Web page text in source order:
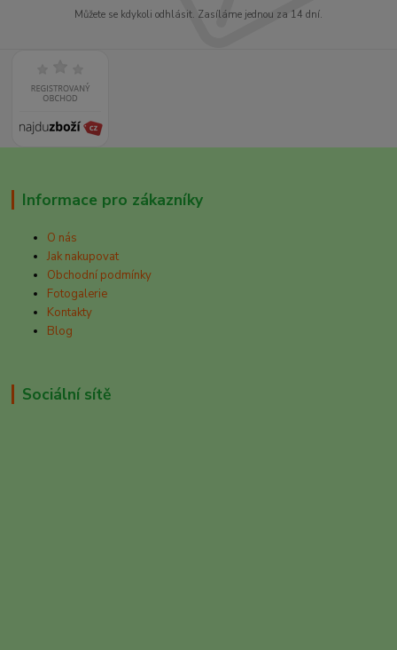
Můžete se kdykoli odhlásit. Zasíláme jednou za 14 dní.
Informace pro zákazníky
O nás
Jak nakupovat
Obchodní podmínky
Fotogalerie
Kontakty
Blog
Sociální sítě